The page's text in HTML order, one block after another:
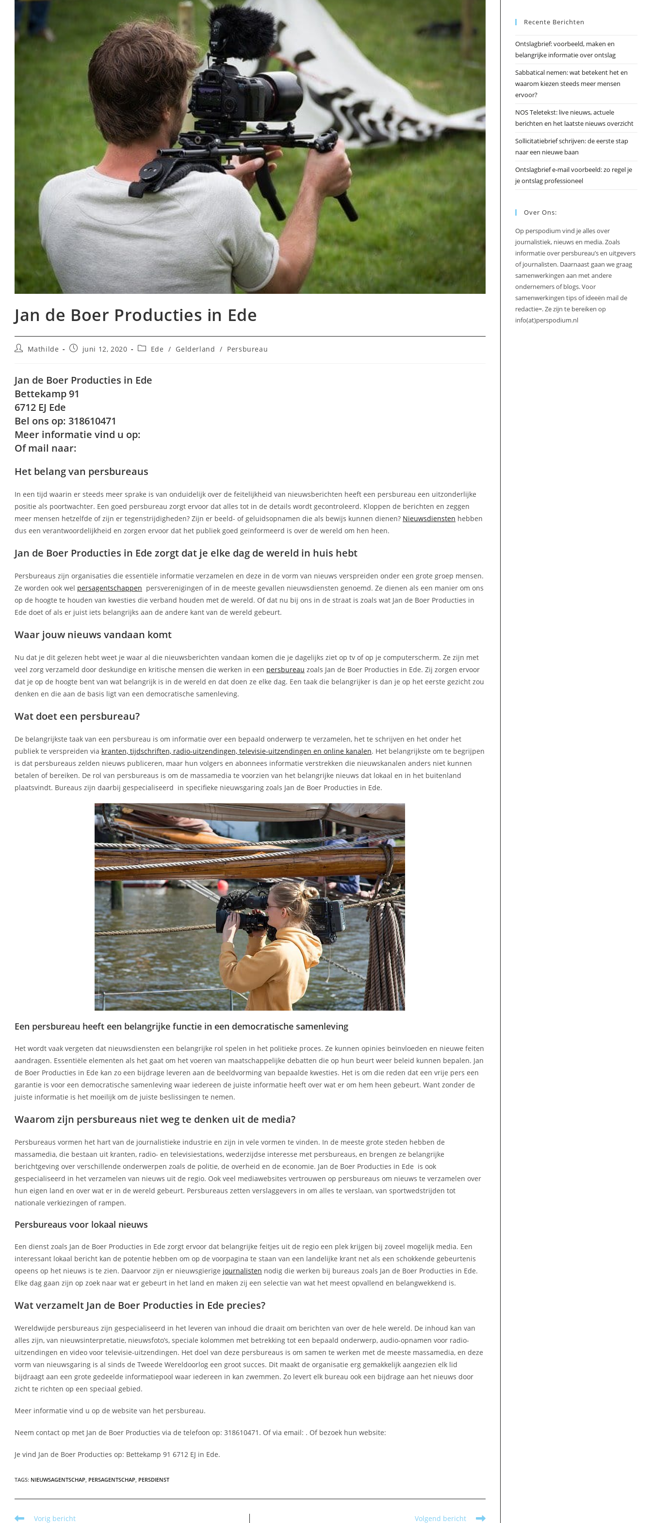
Jan de Boer Producties in Ede
BerichtMathilde
Berichtjuni 12, 2020 Berichtcategorie:
Ede / Gelderland / Persbureau
Jan de Boer Producties in Ede
Bettekamp 91
6712 EJ Ede
Bel ons op: 318610471
Meer informatie vind u op:
Of mail naar:
Het belang van persbureaus
In een tijd waarin er steeds meer sprake is van onduidelijk over de feitelijkheid van nieuwsberichten heeft een persbureau een uitzonderlijke
positie als poortwachter. Een goed persbureau zorgt ervoor dat alles tot in de details wordt gecontroleerd. Kloppen de berichten en zeggen
meer mensen hetzelfde of zijn er tegenstrijdigheden? Zijn er beeld- of geluidsopnamen die als bewijs kunnen dienen? Nieuwsdiensten hebben
dus een verantwoordelijkheid en zorgen ervoor dat het publiek goed geïnformeerd is over de wereld om hen heen.
Jan de Boer Producties in Ede zorgt dat je elke dag de wereld in huis hebt
Persbureaus zijn organisaties die essentiële informatie verzamelen en deze in de vorm van nieuws verspreiden onder een grote groep mensen.
Ze worden ook wel persagentschappen persverenigingen of in de meeste gevallen nieuwsdiensten genoemd. Ze dienen als een manier om ons
op de hoogte te houden van kwesties die verband houden met de wereld. Of dat nu bij ons in de straat is zoals wat Jan de Boer Producties in
Ede doet of als er juist iets belangrijks aan de andere kant van de wereld gebeurt.
Waar jouw nieuws vandaan komt
Nu dat je dit gelezen hebt weet je waar al die nieuwsberichten vandaan komen die je dagelijks ziet op tv of op je computerscherm. Ze zijn met
veel zorg verzameld door deskundige en kritische mensen die werken in een persbureau zoals Jan de Boer Producties in Ede. Zij zorgen ervoor
dat je op de hoogte bent van wat belangrijk is in de wereld en dat doen ze elke dag. Een taak die belangrijker is dan je op het eerste gezicht zou
denken en die aan de basis ligt van een democratische samenleving.
Wat doet een persbureau?
De belangrijkste taak van een persbureau is om informatie over een bepaald onderwerp te verzamelen, het te schrijven en het onder het
publiek te verspreiden via kranten, tijdschriften, radio-uitzendingen, televisie-uitzendingen en online kanalen. Het belangrijkste om te begrijpen
is dat persbureaus zelden nieuws publiceren, maar hun volgers en abonnees informatie verstrekken die nieuwskanalen anders niet kunnen
betalen of bereiken. De rol van persbureaus is om de massamedia te voorzien van het belangrijke nieuws dat lokaal en in het buitenland
plaatsvindt. Bureaus zijn daarbij gespecialiseerd in specifieke nieuwsgaring zoals Jan de Boer Producties in Ede.
Een persbureau heeft een belangrijke functie in een democratische samenleving
Het wordt vaak vergeten dat nieuwsdiensten een belangrijke rol spelen in het politieke proces. Ze kunnen opinies beïnvloeden en nieuwe feiten
aandragen. Essentiële elementen als het gaat om het voeren van maatschappelijke debatten die op hun beurt weer beleid kunnen bepalen. Jan
de Boer Producties in Ede kan zo een bijdrage leveren aan de beeldvorming van bepaalde kwesties. Het is om die reden dat een vrije pers een
garantie is voor een democratische samenleving waar iedereen de juiste informatie heeft over wat er om hem heen gebeurt. Want zonder de
juiste informatie is het moeilijk om de juiste beslissingen te nemen.
Waarom zijn persbureaus niet weg te denken uit de media?
Persbureaus vormen het hart van de journalistieke industrie en zijn in vele vormen te vinden. In de meeste grote steden hebben de
massamedia, die bestaan uit kranten, radio- en televisiestations, wederzijdse interesse met persbureaus, en brengen ze belangrijke
berichtgeving over verschillende onderwerpen zoals de politie, de overheid en de economie. Jan de Boer Producties in Ede is ook
gespecialiseerd in het verzamelen van nieuws uit de regio. Ook veel mediawebsites vertrouwen op persbureaus om nieuws te verzamelen over
hun eigen land en over wat er in de wereld gebeurt. Persbureaus zetten verslaggevers in om alles te verslaan, van sportwedstrijden tot
nationale verkiezingen of rampen.
Persbureaus voor lokaal nieuws
Een dienst zoals Jan de Boer Producties in Ede zorgt ervoor dat belangrijke feitjes uit de regio een plek krijgen bij zoveel mogelijk media. Een
interessant lokaal bericht kan de potentie hebben om op de voorpagina te staan van een landelijke krant net als een schokkende gebeurtenis
opeens op het nieuws is te zien. Daarvoor zijn er nieuwsgierige journalisten nodig die werken bij bureaus zoals Jan de Boer Producties in Ede.
Elke dag gaan zijn op zoek naar wat er gebeurt in het land en maken zij een selectie van wat het meest opvallend en belangwekkend is.
Wat verzamelt Jan de Boer Producties in Ede precies?
Wereldwijde persbureaus zijn gespecialiseerd in het leveren van inhoud die draait om berichten van over de hele wereld. De inhoud kan van
alles zijn, van nieuwsinterpretatie, nieuwsfoto’s, speciale kolommen met betrekking tot een bepaald onderwerp, audio-opnamen voor radio-
uitzendingen en video voor televisie-uitzendingen. Het doel van deze persbureaus is om samen te werken met de meeste massamedia, en deze
vorm van nieuwsgaring is al sinds de Tweede Wereldoorlog een groot succes. Dit maakt de organisatie erg gemakkelijk aangezien elk lid
bijdraagt aan een grote gedeelde informatiepool waar iedereen in kan zwemmen. Zo levert elk bureau ook een bijdrage aan het nieuws door
zicht te richten op een speciaal gebied.
Meer informatie vind u op de website van het persbureau.
Neem contact op met Jan de Boer Producties via de telefoon op: 318610471. Of via email: . Of bezoek hun website:
Je vind Jan de Boer Producties op: Bettekamp 91 6712 EJ in Ede.
TAGS: NIEUWSAGENTSCHAP PERSAGENTSCHAP PERSDIENST
Lees
Vorig bericht Volgend bericht
Recente Berichten
Ontslagbrief: voorbeeld, maken en
belangrijke informatie over ontslag
Sabbatical nemen: wat betekent het en
waarom kiezen steeds meer mensen
ervoor?
NOS Teletekst: live nieuws, actuele
berichten en het laatste nieuws overzicht
Sollicitatiebrief schrijven: de eerste stap
naar een nieuwe baan
Ontslagbrief e-mail voorbeeld: zo regel je
je ontslag professioneel
Over Ons:
Op perspodium vind je alles over
journalistiek, nieuws en media. Zoals
informatie over persbureau’s en uitgevers
of journalisten. Daarnaast gaan we graag
samenwerkingen aan met andere
ondernemers of blogs. Voor
samenwerkingen tips of ideeën mail de
redactie=. Ze zijn te bereiken op
info(at)perspodium.nl